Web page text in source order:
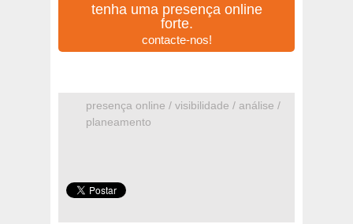
tenha uma presença online
forte.
contacte-nos!
presença online / visibilidade / análise /
planeamento